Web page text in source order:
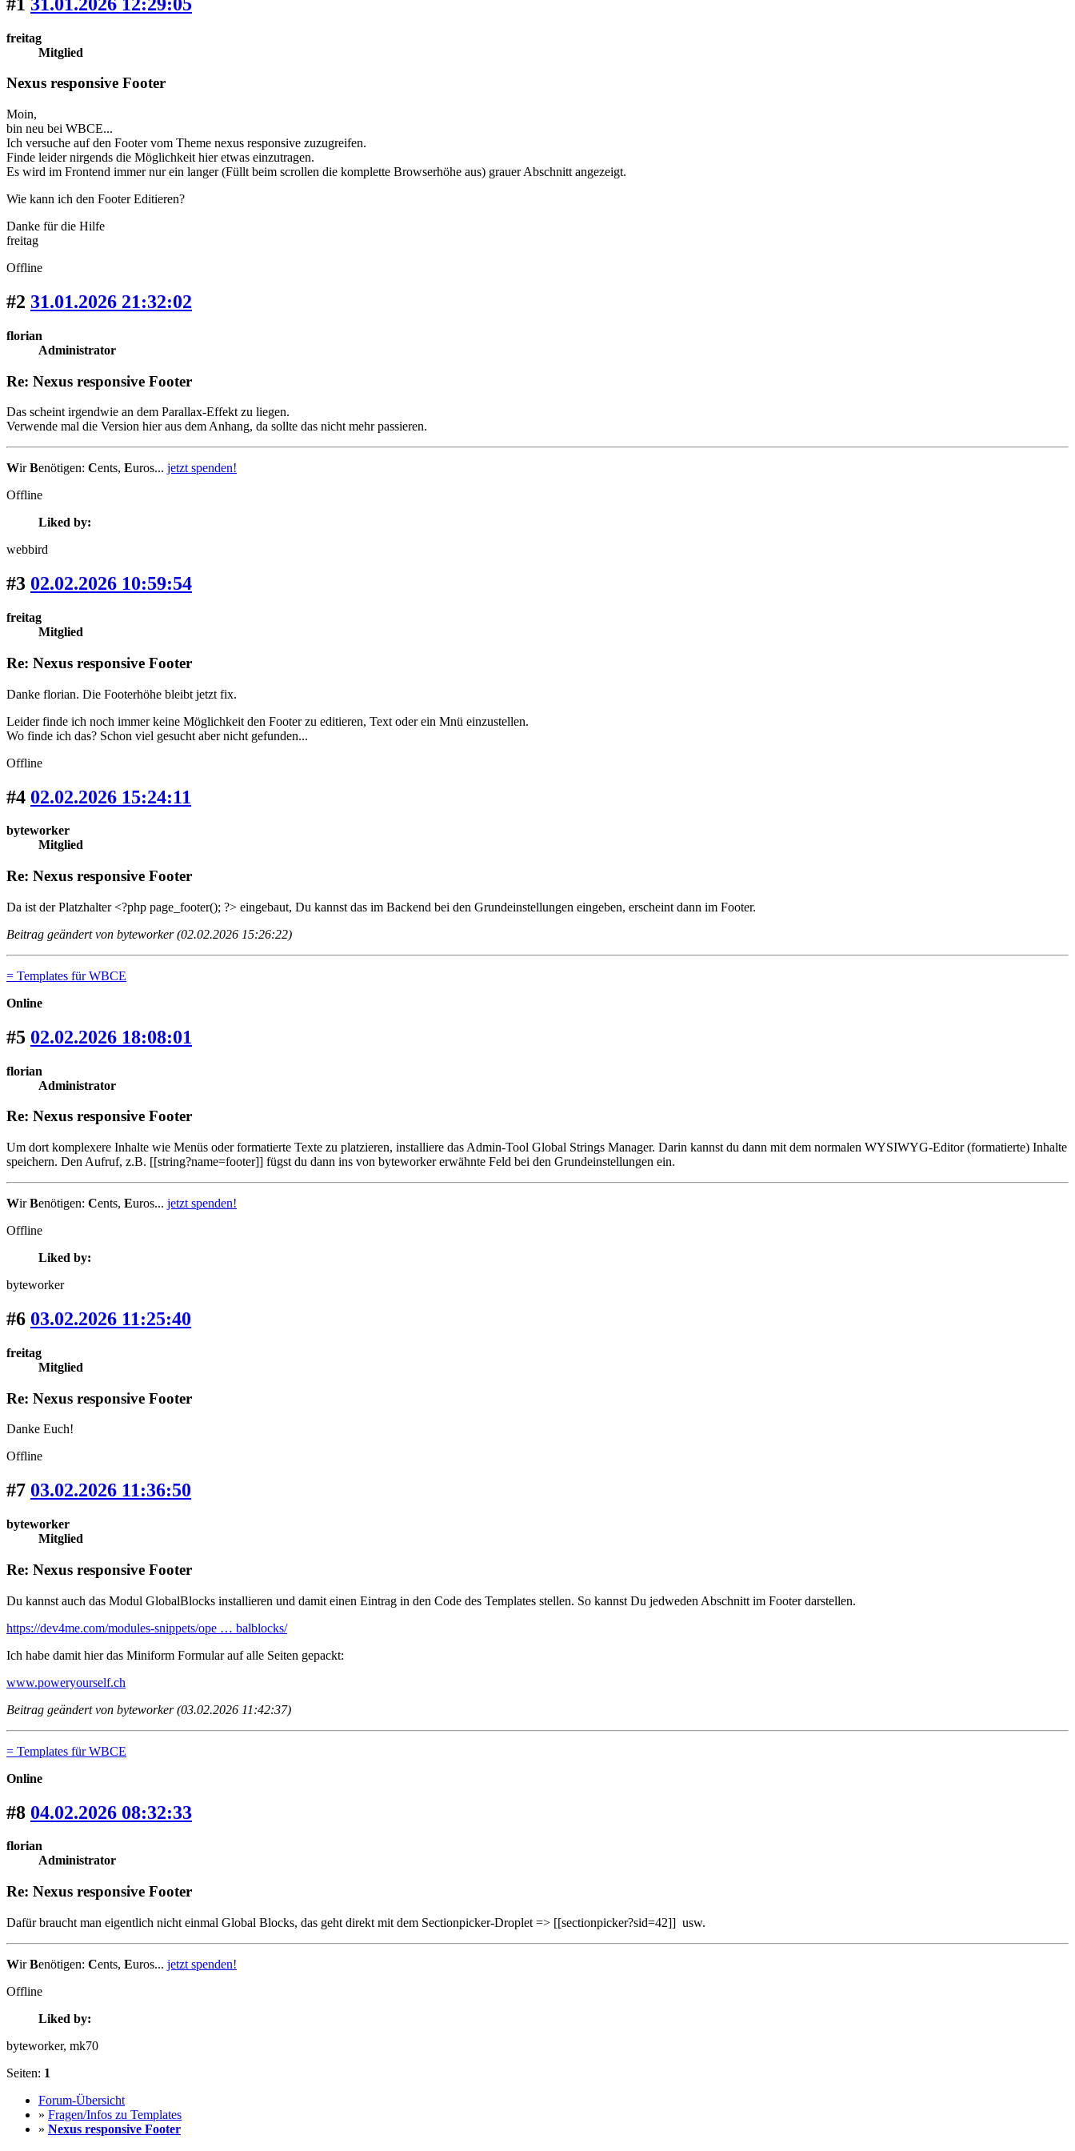
freitag
Mitglied
Nexus responsive Footer
Moin,
bin neu bei WBCE...
Ich versuche auf den Footer vom Theme nexus responsive zuzugreifen.
Finde leider nirgends die Möglichkeit hier etwas einzutragen.
Es wird im Frontend immer nur ein langer (Füllt beim scrollen die komplette Browserhöhe aus) grauer Abschnitt angezeigt.
Wie kann ich den Footer Editieren?
Danke für die Hilfe
freitag
Offline
#2 31.01.2026 21:32:02
florian
Administrator
Re: Nexus responsive Footer
Das scheint irgendwie an dem Parallax-Effekt zu liegen.
Verwende mal die Version hier aus dem Anhang, da sollte das nicht mehr passieren.
WirBenötigen: Cents, Euros... jetzt spenden!
Offline
Liked by:
webbird
#3 02.02.2026 10:59:54
freitag
Mitglied
Re: Nexus responsive Footer
Danke florian. Die Footerhöhe bleibt jetzt fix.
Leider finde ich noch immer keine Möglichkeit den Footer zu editieren, Text oder ein Mnü einzustellen.
Wo finde ich das? Schon viel gesucht aber nicht gefunden...
Offline
#4 02.02.2026 15:24:11
byteworker
Mitglied
Re: Nexus responsive Footer
Da ist der Platzhalter <?php page_footer(); ?> eingebaut, Du kannst das im Backend bei den Grundeinstellungen eingeben, erscheint dann im Footer.
Beitrag geändert von byteworker (02.02.2026 15:26:22)
= Templates für WBCE
Online
#5 02.02.2026 18:08:01
florian
Administrator
Re: Nexus responsive Footer
Um dort komplexere Inhalte wie Menüs oder formatierte Texte zu platzieren, installiere das Admin-Tool Global Strings Manager. Darin kannst du dann mit dem normalen WYSIWYG-Editor (formatierte) Inhalte
speichern. Den Aufruf, z.B. [[string?name=footer]] fügst du dann ins von byteworker erwähnte Feld bei den Grundeinstellungen ein.
WirBenötigen: Cents, Euros... jetzt spenden!
Offline
Liked by:
byteworker
#6 03.02.2026 11:25:40
freitag
Mitglied
Re: Nexus responsive Footer
Danke Euch!
Offline
#7 03.02.2026 11:36:50
byteworker
Mitglied
Re: Nexus responsive Footer
Du kannst auch das Modul GlobalBlocks installieren und damit einen Eintrag in den Code des Templates stellen. So kannst Du jedweden Abschnitt im Footer darstellen.
https://dev4me.com/modules-snippets/ope … balblocks/
Ich habe damit hier das Miniform Formular auf alle Seiten gepackt:
www.poweryourself.ch
Beitrag geändert von byteworker (03.02.2026 11:42:37)
= Templates für WBCE
Online
#8 04.02.2026 08:32:33
florian
Administrator
Re: Nexus responsive Footer
Dafür braucht man eigentlich nicht einmal Global Blocks, das geht direkt mit dem Sectionpicker-Droplet => [[sectionpicker?sid=42]] usw.
WirBenötigen: Cents, Euros... jetzt spenden!
Offline
Liked by:
byteworker, mk70
Seiten: 1
Forum-Übersicht
» Fragen/Infos zu Templates
» Nexus responsive Footer